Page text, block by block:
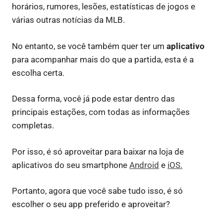
horários, rumores, lesões, estatísticas de jogos e
várias outras notícias da MLB.
No entanto, se você também quer ter um aplicativo
para acompanhar mais do que a partida, esta é a
escolha certa.
Dessa forma, você já pode estar dentro das
principais estações, com todas as informações
completas.
Por isso, é só aproveitar para baixar na loja de
aplicativos do seu smartphone Android e iOS.
Portanto, agora que você sabe tudo isso, é só
escolher o seu app preferido e aproveitar?